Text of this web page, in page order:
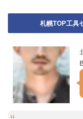
札幌TOP工具